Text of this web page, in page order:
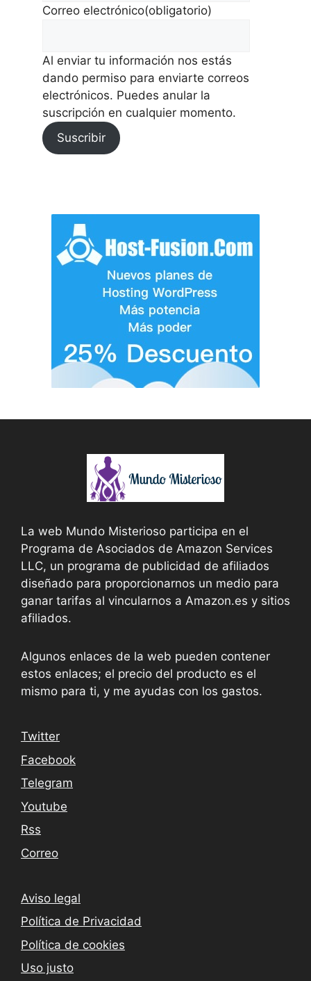
Correo electrónico(obligatorio)
Al enviar tu información nos estás
dando permiso para enviarte correos
electrónicos. Puedes anular la
suscripción en cualquier momento.
Suscribir
La web Mundo Misterioso participa en el
Programa de Asociados de Amazon Services
LLC, un programa de publicidad de afiliados
diseñado para proporcionarnos un medio para
ganar tarifas al vincularnos a Amazon.es y sitios
afiliados.
Algunos enlaces de la web pueden contener
estos enlaces; el precio del producto es el
mismo para ti, y me ayudas con los gastos.
Twitter
Facebook
Telegram
Youtube
Rss
Correo
Aviso legal
Política de Privacidad
Política de cookies
Uso justo